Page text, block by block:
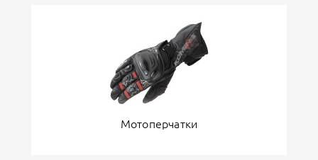
Мотоперчатки